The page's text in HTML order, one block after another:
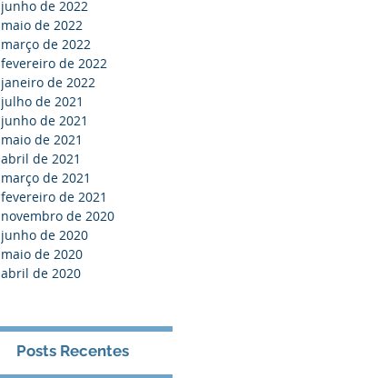
junho de 2022
maio de 2022
março de 2022
fevereiro de 2022
janeiro de 2022
julho de 2021
junho de 2021
maio de 2021
abril de 2021
março de 2021
fevereiro de 2021
novembro de 2020
junho de 2020
maio de 2020
abril de 2020
Posts Recentes